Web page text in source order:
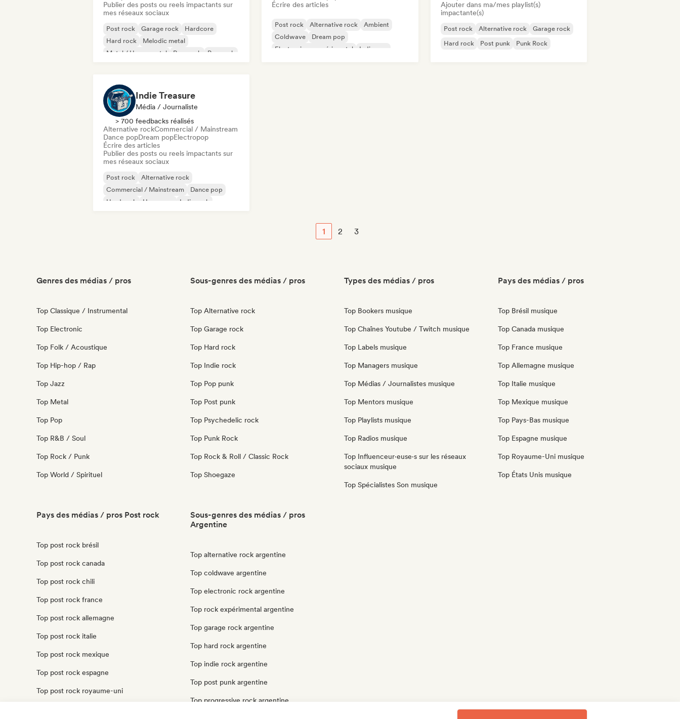
Publier des posts ou reels impactants sur
mes réseaux sociaux
Post rock Garage rock
Hardcore
Hard rock
Melodic metal
Metal / Heavy metal
Pop punk Pop rock
Écrire des articles
Post rock Alternative rock
Ambient
Coldwave
Dream pop
Electronique expérimental
Indie pop
Ajouter dans ma/mes playlist(s)
impactante(s)
Post rock Alternative rock
Garage rock
Hard rock
Post punk Punk Rock
Indie Treasure
Média / Journaliste
> 700 feedbacks réalisés
Alternative rockCommercial / Mainstream
Dance popDream popElectropop
Écrire des articles
Publier des posts ou reels impactants sur
mes réseaux sociaux
Post rock
Alternative rock
Commercial / Mainstream
Dance pop
Hard rock
Hyperpop
Indie rock
1 2 3
Genres des médias / pros
Top Classique / Instrumental
Top Electronic
Top Folk / Acoustique
Top Hip-hop / Rap
Top Jazz
Top Metal
Top Pop
Top R&B / Soul
Top Rock / Punk
Top World / Spirituel
Sous-genres des médias / pros
Top Alternative rock
Top Garage rock
Top Hard rock
Top Indie rock
Top Pop punk
Top Post punk
Top Psychedelic rock
Top Punk Rock
Top Rock & Roll / Classic Rock
Top Shoegaze
Types des médias / pros
Top Bookers musique
Top Chaînes Youtube / Twitch musique
Top Labels musique
Top Managers musique
Top Médias / Journalistes musique
Top Mentors musique
Top Playlists musique
Top Radios musique
Top Influenceur·euse·s sur les réseaux
sociaux musique
Top Spécialistes Son musique
Pays des médias / pros
Top Brésil musique
Top Canada musique
Top France musique
Top Allemagne musique
Top Italie musique
Top Mexique musique
Top Pays-Bas musique
Top Espagne musique
Top Royaume-Uni musique
Top États Unis musique
Pays des médias / pros Post rock
Top post rock brésil
Top post rock canada
Top post rock chili
Top post rock france
Top post rock allemagne
Top post rock italie
Top post rock mexique
Top post rock espagne
Top post rock royaume-uni
Sous-genres des médias / pros
Argentine
Top alternative rock argentine
Top coldwave argentine
Top electronic rock argentine
Top rock expérimental argentine
Top garage rock argentine
Top hard rock argentine
Top indie rock argentine
Top post punk argentine
Top progressive rock argentine